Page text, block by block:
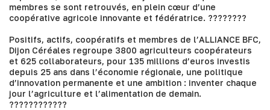
membres se sont retrouvés, en plein cœur d’une
coopérative agricole innovante et fédératrice. ????‍????
Positifs, actifs, coopératifs et membres de l’ALLIANCE BFC,
Dijon Céréales regroupe 3800 agriculteurs coopérateurs
et 625 collaborateurs, pour 135 millions d’euros investis
depuis 25 ans dans l’économie régionale, une politique
d’innovation permanente et une ambition : inventer chaque
jour l’agriculture et l’alimentation de demain.
????????????